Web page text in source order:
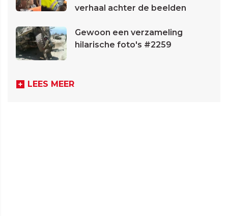
verhaal achter de beelden
Gewoon een verzameling
hilarische foto's #2259
LEES MEER